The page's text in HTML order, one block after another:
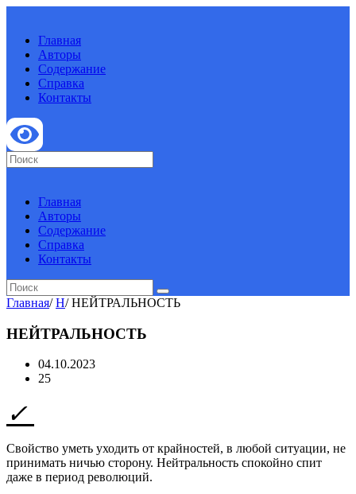
Главная
Авторы
Содержание
Справка
Контакты
Главная
Авторы
Содержание
Справка
Контакты
Главная/ Н/ НЕЙТРАЛЬНОСТЬ
НЕЙТРАЛЬНОСТЬ
04.10.2023
25
Свойство уметь уходить от крайностей, в любой ситуации, не
принимать ничью сторону. Нейтральность спокойно спит
даже в период революций.